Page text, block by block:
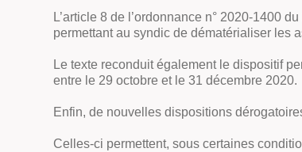
L’article 8 de l’ordonnance n° 2020-1400
permettant au syndic de dématérialiser les
Le texte reconduit également le dispositif
entre le 29 octobre et le 31 décembre 2020.
Enfin, de nouvelles dispositions
Celles-ci permettent, sous certaines